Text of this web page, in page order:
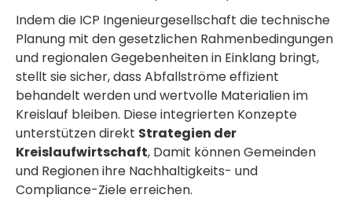
Indem die ICP Ingenieurgesellschaft die technische
Planung mit den gesetzlichen Rahmenbedingungen
und regionalen Gegebenheiten in Einklang bringt,
stellt sie sicher, dass Abfallströme effizient
behandelt werden und wertvolle Materialien im
Kreislauf bleiben. Diese integrierten Konzepte
unterstützen direkt Strategien der
Kreislaufwirtschaft, Damit können Gemeinden
und Regionen ihre Nachhaltigkeits- und
Compliance-Ziele erreichen.